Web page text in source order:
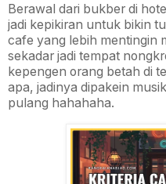
Berawal dari bukber di
jadi kepikiran untuk bikin
cafe yang lebih mentingin
sekadar jadi tempat
kepengen orang betah di
apa, jadinya dipakein
pulang hahahaha.